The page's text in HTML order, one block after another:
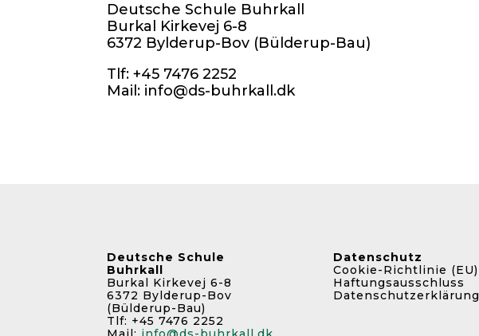
Deutsche Schule Buhrkall
Burkal Kirkevej 6-8
6372 Bylderup-Bov (Bülderup-Bau)
Tlf: +45 7476 2252
Mail: info@ds-buhrkall.dk
Deutsche Schule
Buhrkall
Burkal Kirkevej 6-8
6372 Bylderup-Bov
(Bülderup-Bau)
Tlf: +45 7476 2252
Datenschutz
Cookie-Richtlinie (EU)
Haftungsausschluss
Datenschutzerklärung